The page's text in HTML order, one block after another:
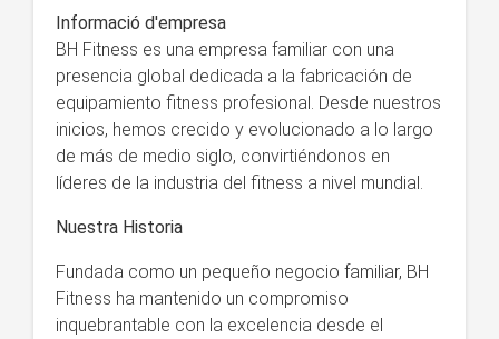
Informació d'empresa
BH Fitness es una empresa familiar con una
presencia global dedicada a la fabricación de
equipamiento fitness profesional. Desde nuestros
inicios, hemos crecido y evolucionado a lo largo
de más de medio siglo, convirtiéndonos en
líderes de la industria del fitness a nivel mundial.
Nuestra Historia
Fundada como un pequeño negocio familiar, BH
Fitness ha mantenido un compromiso
inquebrantable con la excelencia desde el